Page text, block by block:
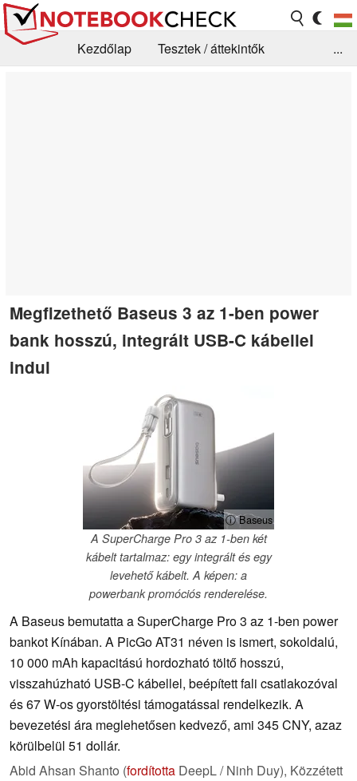
Kezdőlap
Tesztek / áttekintők
...
Megfizethető Baseus 3 az 1-ben power
bank hosszú, integrált USB-C kábellel
indul
ⓘ Baseus
A SuperCharge Pro 3 az 1-ben két
kábelt tartalmaz: egy integrált és egy
levehető kábelt. A képen: a
powerbank promóciós renderelése.
A Baseus bemutatta a SuperCharge Pro 3 az 1-ben power
bankot Kínában. A PicGo AT31 néven is ismert, sokoldalú,
10 000 mAh kapacitású hordozható töltő hosszú,
visszahúzható USB-C kábellel, beépített fali csatlakozóval
és 67 W-os gyorstöltési támogatással rendelkezik. A
bevezetési ára meglehetősen kedvező, ami 345 CNY, azaz
körülbelül 51 dollár.
Abid Ahsan Shanto (fordította DeepL / Ninh Duy), Közzétett